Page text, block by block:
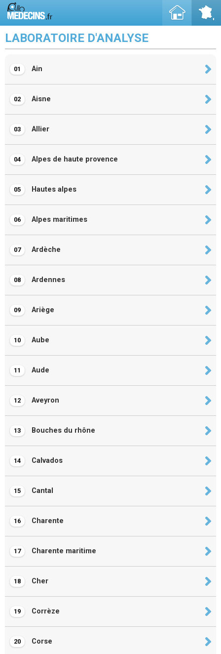
LABORATOIRE D'ANALYSE
01 Ain
02 Aisne
03 Allier
04 Alpes de haute provence
05 Hautes alpes
06 Alpes maritimes
07 Ardèche
08 Ardennes
09 Ariège
10 Aube
11 Aude
12 Aveyron
13 Bouches du rhône
14 Calvados
15 Cantal
16 Charente
17 Charente maritime
18 Cher
19 Corrèze
20 Corse